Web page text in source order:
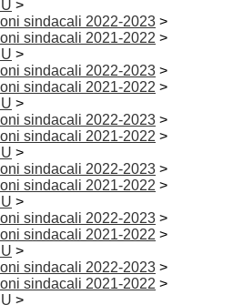
>
sindacali 2022-2023 >
sindacali 2021-2022 >
>
sindacali 2022-2023 >
sindacali 2021-2022 >
>
sindacali 2022-2023 >
sindacali 2021-2022 >
>
sindacali 2022-2023 >
sindacali 2021-2022 >
>
sindacali 2022-2023 >
sindacali 2021-2022 >
>
sindacali 2022-2023 >
sindacali 2021-2022 >
>